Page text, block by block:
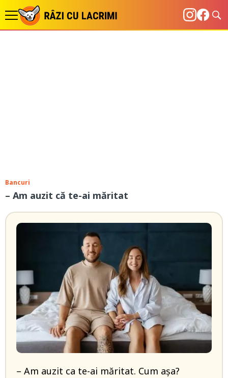
Bancuri
– Am auzit că te-ai măritat
– Am auzit ca te-ai măritat. Cum așa?